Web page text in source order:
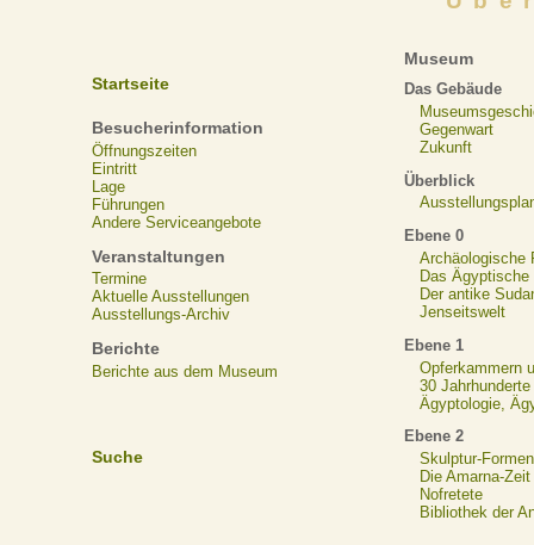
Startseite
Besucherinformation
Öffnungszeiten
Eintritt
Lage
Führungen
Andere Serviceangebote
Veranstaltungen
Termine
Aktuelle Ausstellungen
Ausstellungs-Archiv
Berichte
Berichte aus dem Museum
Suche
Museum
Das Gebäude
Gegenwart
Zukunft
Überblick
Ebene 0
Archäologische
Das Ägyptische
Der antike
Jenseitswelt
Ebene 1
Opferkammern
30
Ägyptologie,
Ebene 2
Skulptur-Formen
Die Amarna-Zeit
Nofretete
Bibliothek der